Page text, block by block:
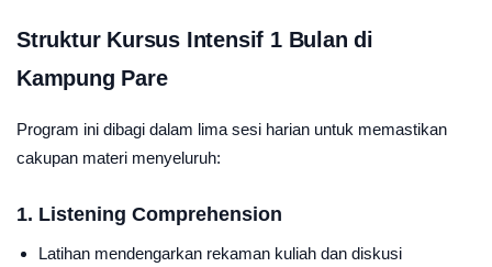
Struktur Kursus Intensif 1 Bulan di
Kampung Pare
Program ini dibagi dalam lima sesi harian untuk memastikan
cakupan materi menyeluruh:
1. Listening Comprehension
Latihan mendengarkan rekaman kuliah dan diskusi